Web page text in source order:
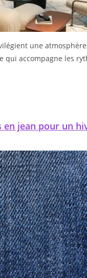
une atmosphère
qui accompagne les
jean pour un